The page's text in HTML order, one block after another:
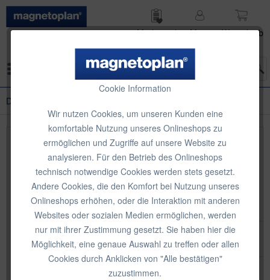
Merk­zettel
Mein
Waren­korb
Cookie Information
Wir nutzen Cookies, um unseren Kunden eine
komfortable Nutzung unseres Onlineshops zu
ermöglichen und Zugriffe auf unsere Website zu
analysieren. Für den Betrieb des Onlineshops
technisch notwendige Cookies werden stets gesetzt.
Andere Cookies, die den Komfort bei Nutzung unseres
Onlineshops erhöhen, oder die Interaktion mit anderen
Websites oder sozialen Medien ermöglichen, werden
nur mit ihrer Zustimmung gesetzt. Sie haben hier die
Möglichkeit, eine genaue Auswahl zu treffen oder allen
Cookies durch Anklicken von "Alle bestätigen"
zuzustimmen.
Deko-Magnete
Topseller
magnetoplan Marienkäfer-Magnete, 6 Stk.